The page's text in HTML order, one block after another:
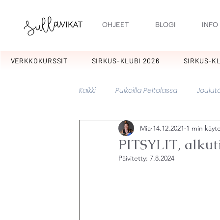
OHJEET BLOGI INFO
VERKKOKURSSIT SIRKUS-KLUBI 2026 SIRKUS-
Kaikki Puikoilla Peltolassa
Kotipiha Kuulumisia
PITSYLIT,
Mia 14.12.2021 1 min
Päivitetty: 7.8.2024